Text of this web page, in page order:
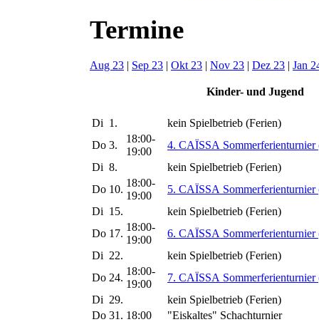
Termine
Aug 23 | Sep 23 | Okt 23 | Nov 23 | Dez 23 | Jan
Kinder- und Jugend
Di 1.
kein Spielbetrieb (Ferien)
Do 3.
18:00-
19:00
4. CAÏSSA Sommerferienturnier
Di 8.
kein Spielbetrieb (Ferien)
Do 10.
18:00-
19:00
5. CAÏSSA Sommerferienturnier
Di 15.
kein Spielbetrieb (Ferien)
Do 17.
18:00-
19:00
6. CAÏSSA Sommerferienturnier
Di 22.
kein Spielbetrieb (Ferien)
Do 24.
18:00-
19:00
7. CAÏSSA Sommerferienturnier
Di 29.
kein Spielbetrieb (Ferien)
Do 31. 18:00 "Eiskaltes" Schachturnier